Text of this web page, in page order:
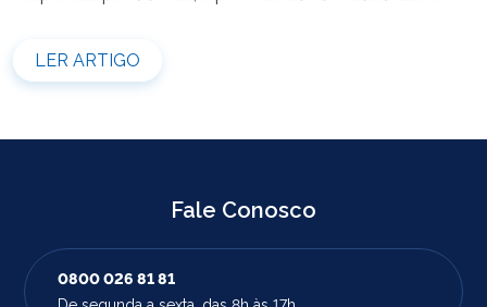
realizar novas simulações ou contratar empréstimos
pelos canais disponibilizados pela CBS Previdência.
Recomendamos que os participantes que […]
LER ARTIGO
Fale Conosco
0800 026 81 81